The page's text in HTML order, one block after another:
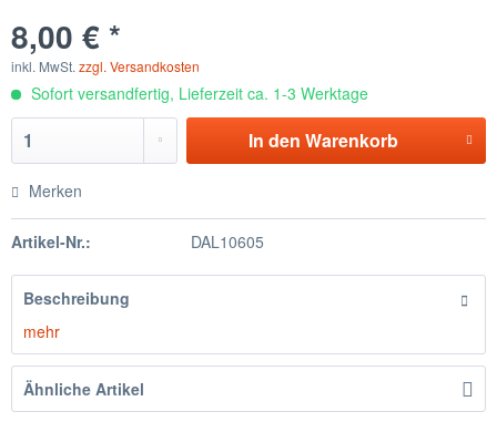
8,00 € *
inkl. MwSt. zzgl. Versandkosten
Sofort versandfertig, Lieferzeit ca. 1-3 Werktage
In den Warenkorb
Merken
Artikel-Nr.: DAL10605
Beschreibung
mehr
Ähnliche Artikel